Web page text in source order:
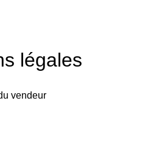
légales
vendeur